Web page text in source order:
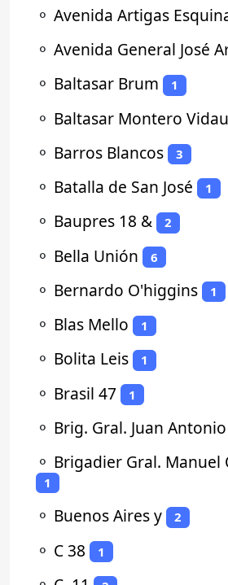
⚬ Avenida Artigas
⚬ Avenida General José
⚬ Baltasar Brum 1
⚬ Baltasar Montero
⚬ Barros Blancos 3
⚬ Batalla de San José 1
⚬ Baupres 18 & 2
⚬ Bella Unión 6
⚬ Bernardo O'higgins 1
⚬ Blas Mello 1
⚬ Bolita Leis 1
⚬ Brasil 47 1
⚬ Brig. Gral. Juan
⚬ Brigadier Gral. Manuel
1
⚬ Buenos Aires y 2
⚬ C 38 1